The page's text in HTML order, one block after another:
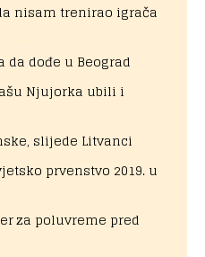
nisam trenirao igrača
dođe u Beograd
Njujorka ubili i
slijede Litvanci
prvenstvo 2019. u
za poluvreme pred